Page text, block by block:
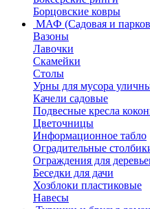
Борцовские ковры
МАФ (Садовая и
Вазоны
Лавочки
Скамейки
Столы
Урны для мусора
Качели садовые
Подвесные кресла
Цветочницы
Информационное табло
Оградительные
Ограждения для
Беседки для дачи
Хозблоки пластиковые
Навесы